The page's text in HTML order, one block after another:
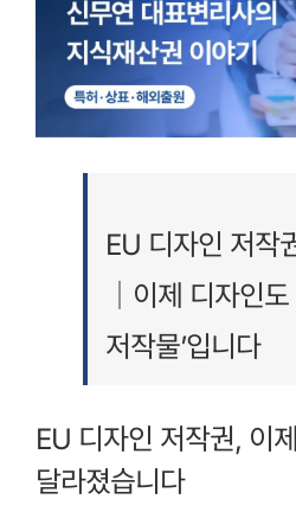
EU 디자인 저작
｜이제 디자인
저작물’입니다
EU 디자인 저작권, 이
달라졌습니다